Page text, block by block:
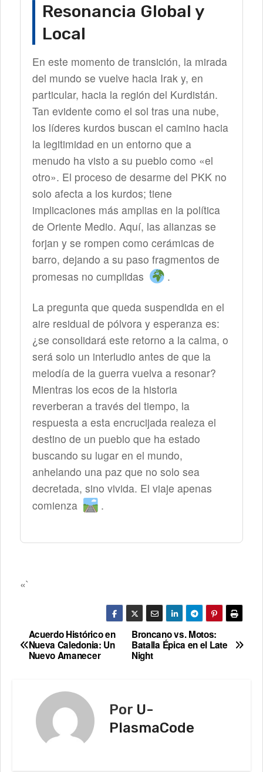
Resonancia Global y
Local
En este momento de transición, la mirada
del mundo se vuelve hacia Irak y, en
particular, hacia la región del Kurdistán.
Tan evidente como el sol tras una nube,
los líderes kurdos buscan el camino hacia
la legitimidad en un entorno que a
menudo ha visto a su pueblo como «el
otro». El proceso de desarme del PKK no
solo afecta a los kurdos; tiene
implicaciones más amplias en la política
de Oriente Medio. Aquí, las alianzas se
forjan y se rompen como cerámicas de
barro, dejando a su paso fragmentos de
promesas no cumplidas
.
La pregunta que queda suspendida en el
aire residual de pólvora y esperanza es:
¿se consolidará este retorno a la calma, o
será solo un interludio antes de que la
melodía de la guerra vuelva a resonar?
Mientras los ecos de la historia
reverberan a través del tiempo, la
respuesta a esta encrucijada realeza el
destino de un pueblo que ha estado
buscando su lugar en el mundo,
anhelando una paz que no solo sea
decretada, sino vivida. El viaje apenas
comienza
.
«`
N
Broncano vs. Motos:
Batalla Épica en el Late
Night
Acuerdo Histórico en
Nueva Caledonia: Un
Nuevo Amanecer
Por U-
PlasmaCode